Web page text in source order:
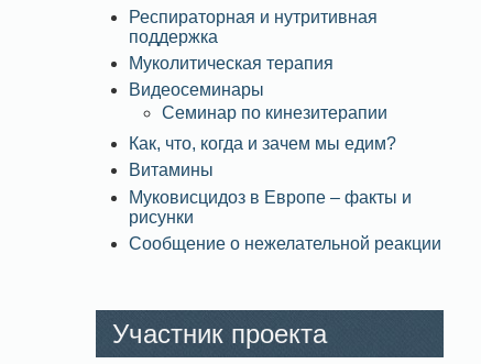
Респираторная и нутритивная
поддержка
Муколитическая терапия
Видеосеминары
Семинар по кинезитерапии
Как, что, когда и зачем мы едим?
Витамины
Муковисцидоз в Европе – факты и
рисунки
Сообщение о нежелательной реакции
Участник проекта